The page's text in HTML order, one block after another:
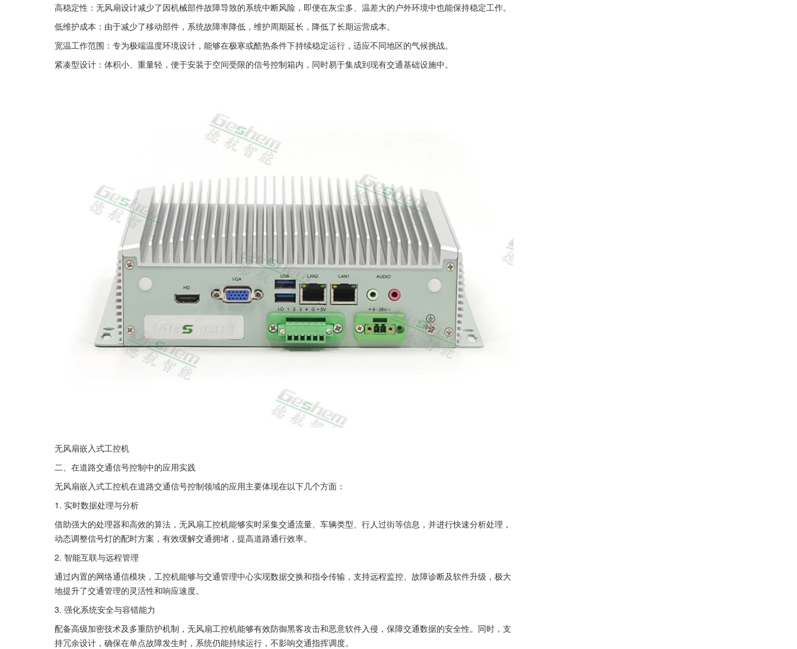
高稳定性：无风扇设计减少了因机械部件故障导致的系统中断风险，即便在灰尘多、温差大的户外环境中也能保持稳定工作。
低维护成本：由于减少了移动部件，系统故障率降低，维护周期延长，降低了长期运营成本。
宽温工作范围：专为极端温度环境设计，能够在极寒或酷热条件下持续稳定运行，适应不同地区的气候挑战。
紧凑型设计：体积小、重量轻，便于安装于空间受限的信号控制箱内，同时易于集成到现有交通基础设施中。
无风扇嵌入式工控机
二、在道路交通信号控制中的应用实践
无风扇嵌入式工控机在道路交通信号控制领域的应用主要体现在以下几个方面：
1. 实时数据处理与分析
借助强大的处理器和高效的算法，无风扇工控机能够实时采集交通流量、车辆类型、行人过街等信息，并进行快速分析处理，
动态调整信号灯的配时方案，有效缓解交通拥堵，提高道路通行效率。
2. 智能互联与远程管理
通过内置的网络通信模块，工控机能够与交通管理中心实现数据交换和指令传输，支持远程监控、故障诊断及软件升级，极大
地提升了交通管理的灵活性和响应速度。
3. 强化系统安全与容错能力
配备高级加密技术及多重防护机制，无风扇工控机能够有效防御黑客攻击和恶意软件入侵，保障交通数据的安全性。同时，支
持冗余设计，确保在单点故障发生时，系统仍能持续运行，不影响交通指挥调度。